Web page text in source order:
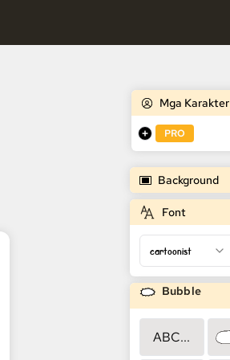
mga karakter.
Mga Karakter
PRO
Background
Font
cartoonist
Bubble
ABC...